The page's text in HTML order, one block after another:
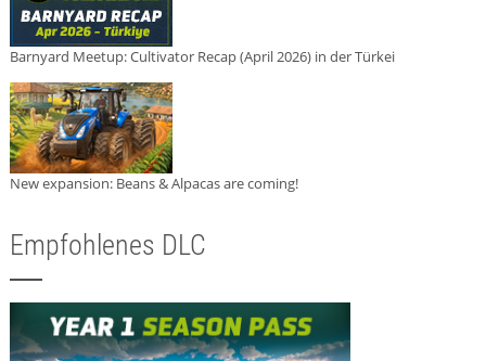
Barnyard Meetup: Cultivator Recap (April 2026) in der Türkei
New expansion: Beans & Alpacas are coming!
Empfohlenes DLC